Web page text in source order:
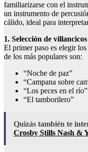
familiarizarse con el
un instrumento de
cálido, ideal para
1. Selección de villancicos
El primer paso es elegir
de los más populares son:
“Noche de paz”
“Campana sobre
“Los peces en el río”
“El tamborilero”
Quizás también te
Crosby Stills Nash &